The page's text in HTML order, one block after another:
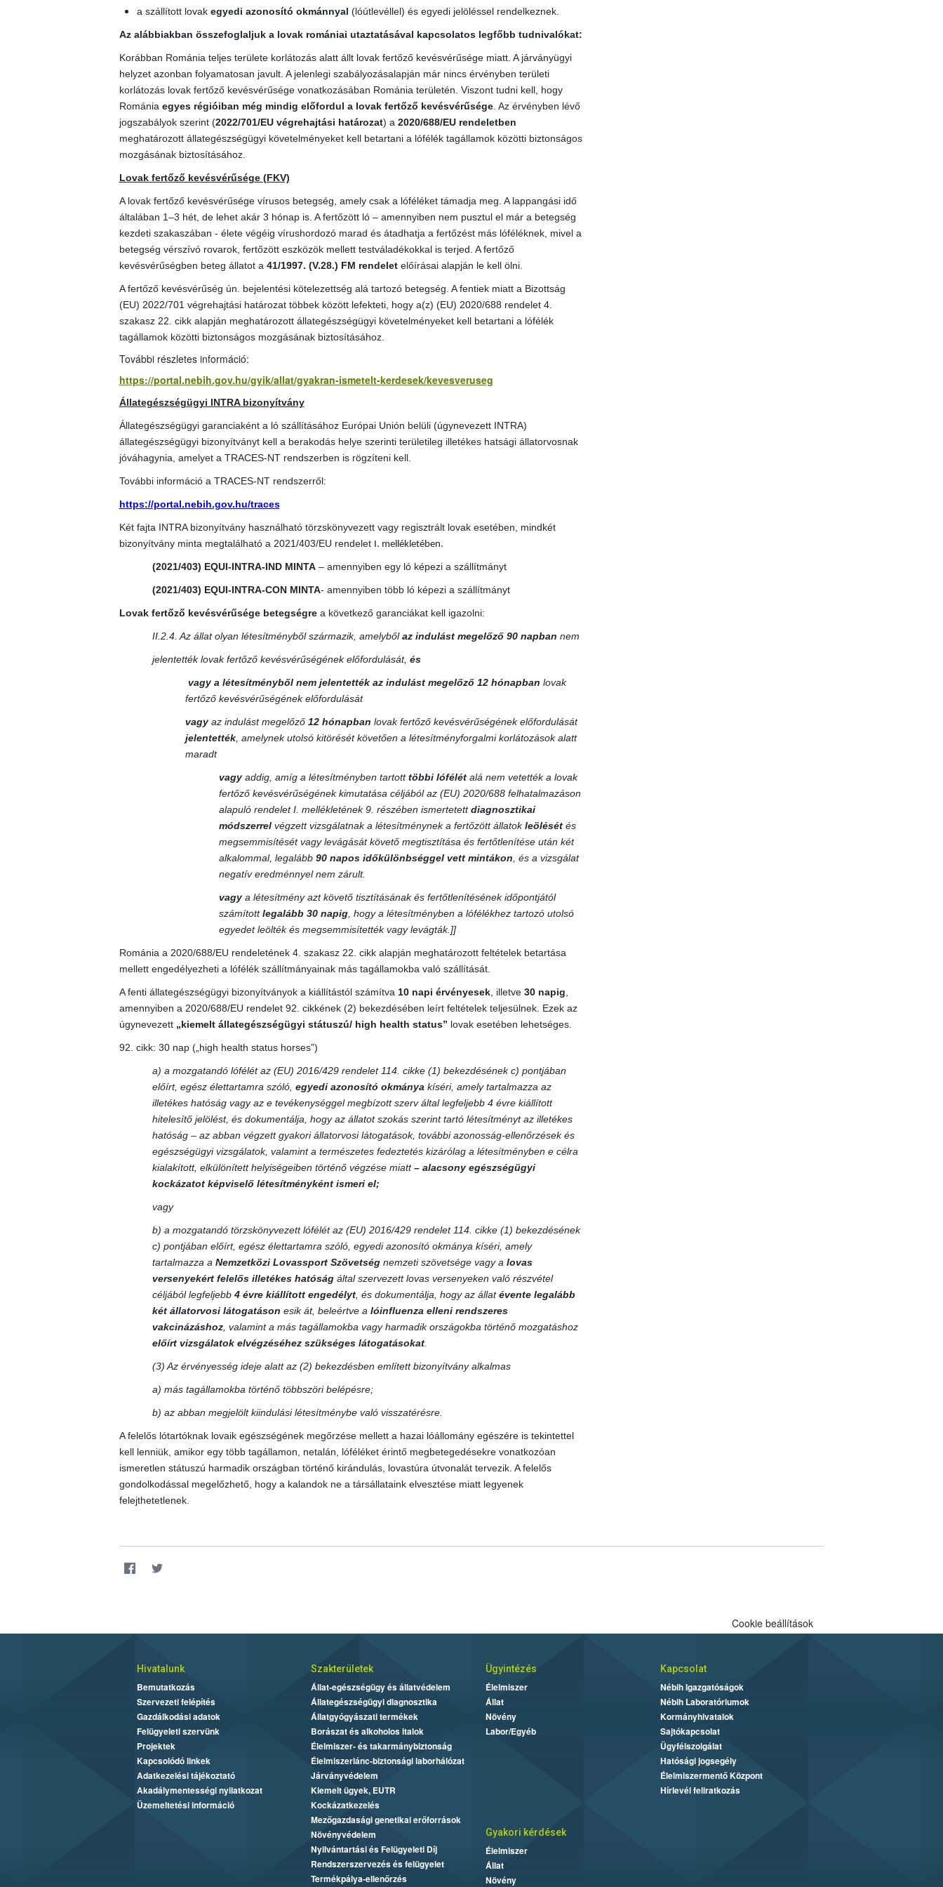
a szállított lovak egyedi azonosító okmánnyal (lóútlevéllel) és egyedi jelöléssel rendelkeznek.
Az alábbiakban összefoglaljuk a lovak romániai utaztatásával kapcsolatos legfőbb tudnivalókat:
Korábban Románia teljes területe korlátozás alatt állt lovak fertőző kevésvérűsége miatt. A járványügyi
helyzet azonban folyamatosan javult. A jelenlegi szabályozásalapján már nincs érvényben területi
korlátozás lovak fertőző kevésvérűsége vonatkozásában Románia területén. Viszont tudni kell, hogy
Románia egyes régióiban még mindig előfordul a lovak fertőző kevésvérűsége. Az érvényben lévő
jogszabályok szerint (2022/701/EU végrehajtási határozat) a 2020/688/EU rendeletben
meghatározott állategészségügyi követelményeket kell betartani a lófélék tagállamok közötti biztonságos
mozgásának biztosításához.
Lovak fertőző kevésvérűsége (FKV)
A lovak fertőző kevésvérűsége vírusos betegség, amely csak a lóféléket támadja meg. A lappangási idő
általában 1–3 hét, de lehet akár 3 hónap is. A fertőzött ló – amennyiben nem pusztul el már a betegség
kezdeti szakaszában - élete végéig vírushordozó marad és átadhatja a fertőzést más lóféléknek, mivel a
betegség vérszívó rovarok, fertőzött eszközök mellett testváladékokkal is terjed. A fertőző
kevésvérűségben beteg állatot a 41/1997. (V.28.) FM rendelet előírásai alapján le kell ölni.
A fertőző kevésvérűség ún. bejelentési kötelezettség alá tartozó betegség. A fentiek miatt a Bizottság
(EU) 2022/701 végrehajtási határozat többek között lefekteti, hogy a(z) (EU) 2020/688 rendelet 4.
szakasz 22. cikk alapján meghatározott állategészségügyi követelményeket kell betartani a lófélék
tagállamok közötti biztonságos mozgásának biztosításához.
További részletes információ:
https://portal.nebih.gov.hu/gyik/allat/gyakran-ismetelt-kerdesek/kevesveruseg
Állategészségügyi INTRA bizonyítvány
Állategészségügyi garanciaként a ló szállításához Európai Unión belüli (úgynevezett INTRA)
állategészségügyi bizonyítványt kell a berakodás helye szerinti területileg illetékes hatsági állatorvosnak
jóváhagynia, amelyet a TRACES-NT rendszerben is rögzíteni kell.
További információ a TRACES-NT rendszerről:
https://portal.nebih.gov.hu/traces
Két fajta INTRA bizonyítvány használható törzskönyvezett vagy regisztrált lovak esetében, mindkét
bizonyítvány minta megtalálható a 2021/403/EU rendelet I. mellékletében.
(2021/403) EQUI-INTRA-IND MINTA– amennyiben egy ló képezi a szállítmányt
(2021/403) EQUI-INTRA-CON MINTA- amennyiben több ló képezi a szállítmányt
Lovak fertőző kevésvérűsége betegségrea következő garanciákat kell igazolni:
II.2.4. Az állat olyan létesítményből származik, amelybőlaz indulást megelőző 90 napban nem
jelentették lovak fertőző kevésvérűségének előfordulását, és
vagy a létesítményből nem jelentették az indulást megelőző 12 hónapban lovak
fertőző kevésvérűségének előfordulását
vagyaz indulást megelőző 12 hónapban lovak fertőző kevésvérűségének előfordulását
jelentették, amelynek utolsó kitörését követően a létesítményforgalmi korlátozások alatt
maradt
vagyaddig, amíg a létesítményben tartotttöbbi lófélétalá nem vetették a lovak
fertőző kevésvérűségének kimutatása céljából az (EU) 2020/688 felhatalmazáson
alapuló rendelet I. mellékletének 9. részében ismertetettdiagnosztikai
módszerrelvégzett vizsgálatnak a létesítménynek a fertőzött állatokleölésétés
megsemmisítését vagy levágását követő megtisztítása és fertőtlenítése után két
alkalommal, legalább 90 napos időkülönbséggel vett mintákon, és a vizsgálat
negatív eredménnyel nem zárult.
vagya létesítmény azt követő tisztításának és fertőtlenítésének időpontjától
számítottlegalább 30 napig, hogy a létesítményben a lófélékhez tartozó utolsó
egyedet leölték és megsemmisítették vagy levágták.]]
Románia a 2020/688/EU rendeletének 4. szakasz 22. cikk alapján meghatározott feltételek betartása
mellett engedélyezheti a lófélék szállítmányainak más tagállamokba való szállítását.
A fenti állategészségügyi bizonyítványok a kiállítástól számítva 10 napi érvényesek, illetve 30 napig,
amennyiben a 2020/688/EU rendelet 92. cikkének (2) bekezdésében leírt feltételek teljesülnek. Ezek az
úgynevezett „kiemelt állategészségügyi státuszú/ high health status” lovak esetében lehetséges.
92. cikk: 30 nap („high health status horses”)
a) a mozgatandó lófélét az (EU) 2016/429 rendelet 114. cikke (1) bekezdésének c) pontjában
előírt, egész élettartamra szóló, egyedi azonosító okmányakíséri, amely tartalmazza az
illetékes hatóság vagy az e tevékenységgel megbízott szerv által legfeljebb 4 évre kiállított
hitelesítő jelölést, és dokumentálja, hogy az állatot szokás szerint tartó létesítményt az illetékes
hatóság – az abban végzett gyakori állatorvosi látogatások, további azonosság-ellenőrzések és
egészségügyi vizsgálatok, valamint a természetes fedeztetés kizárólag a létesítményben e célra
kialakított, elkülönített helyiségeiben történő végzése miatt– alacsony egészségügyi
kockázatot képviselő létesítményként ismeri el;
vagy
b) a mozgatandó törzskönyvezett lófélét az (EU) 2016/429 rendelet 114. cikke (1) bekezdésének
c) pontjában előírt, egész élettartamra szóló, egyedi azonosító okmánya kíséri, amely
tartalmazza a Nemzetközi Lovassport Szövetségnemzeti szövetsége vagy a lovas
versenyekért felelős illetékes hatóságáltal szervezett lovas versenyeken való részvétel
céljából legfeljebb 4 évre kiállított engedélyt, és dokumentálja, hogy az állatévente legalább
két állatorvosi látogatáson esik át, beleértve a lóinfluenza elleni rendszeres
vakcinázáshoz, valamint a más tagállamokba vagy harmadik országokba történő mozgatáshoz
előírt vizsgálatok elvégzéséhez szükséges látogatásokat.
(3) Az érvényesség ideje alatt az (2) bekezdésben említett bizonyítvány alkalmas
a) más tagállamokba történő többszöri belépésre;
b) az abban megjelölt kiindulási létesítménybe való visszatérésre.
A felelős lótartóknak lovaik egészségének megőrzése mellett a hazai lóállomány egészére is tekintettel
kell lenniük, amikor egy több tagállamon, netalán, lóféléket érintő megbetegedésekre vonatkozóan
ismeretlen státuszú harmadik országban történő kirándulás, lovastúra útvonalát tervezik. A felelős
gondolkodással megelőzhető, hogy a kalandok ne a társállataink elvesztése miatt legyenek
felejthetetlenek.
Cookie beállítások
Hivatalunk
Bemutatkozás
Szervezeti felépítés
Gazdálkodási adatok
Felügyeleti szervünk
Projektek
Kapcsolódó linkek
Adatkezelési tájékoztató
Akadálymentességi nyilatkozat
Üzemeltetési információ
Szakterületek
Állat-egészségügy és állatvédelem
Állategészségügyi diagnosztika
Állatgyógyászati termékek
Borászat és alkoholos italok
Élelmiszer- és takarmánybiztonság
Élelmiszerlánc-biztonsági laborhálózat
Járványvédelem
Kiemelt ügyek, EUTR
Kockázatkezelés
Mezőgazdasági genetikai erőforrások
Növényvédelem
Nyilvántartási és Felügyeleti Díj
Rendszerszervezés és felügyelet
Termékpálya-ellenőrzés
Ügyintézés
Élelmiszer
Állat
Növény
Labor/Egyéb
Kapcsolat
Nébih Igazgatóságok
Nébih Laboratóriumok
Kormányhivatalok
Sajtókapcsolat
Ügyfélszolgálat
Hatósági jogsegély
Élelmiszermentő Központ
Hírlevél feliratkozás
Gyakori kérdések
Élelmiszer
Állat
Növény